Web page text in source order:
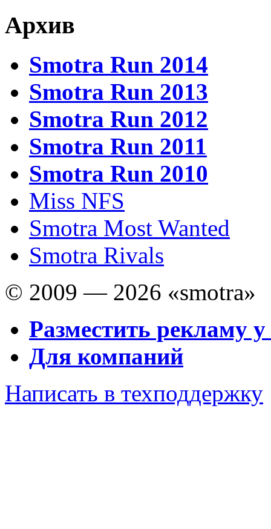
Архив
Smotra Run 2014
Smotra Run 2013
Smotra Run 2012
Smotra Run 2011
Smotra Run 2010
Miss NFS
Smotra Most Wanted
Smotra Rivals
© 2009 — 2026 «smotra»
Разместить рекламу у
Для компаний
Написать в техподдержку